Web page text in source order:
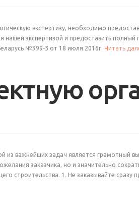
экспертизу, необходимо
нашей экспертизой и предоставить
№399-З от 18 июля 2016г. Читать
из важнейших задач является грамотный
заказчика, но и значительно
строительства. 1. Не заказывайте сразу